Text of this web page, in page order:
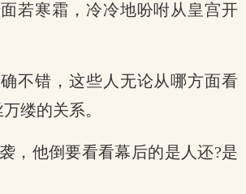
若寒霜，冷冷地吩咐从皇宫开
不错，这些人无论从哪方面看
缕的关系。
，他倒要看看幕后的是人还?是